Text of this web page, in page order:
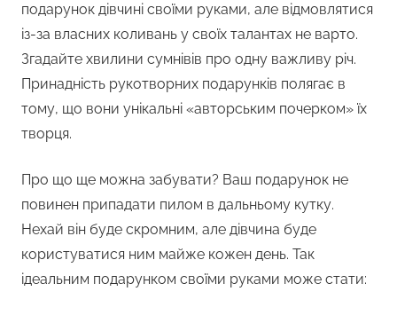
подарунок дівчині своїми руками, але відмовлятися
із-за власних коливань у своїх талантах не варто.
Згадайте хвилини сумнівів про одну важливу річ.
Принадність рукотворних подарунків полягає в
тому, що вони унікальні «авторським почерком» їх
творця.
Про що ще можна забувати? Ваш подарунок не
повинен припадати пилом в дальньому кутку.
Нехай він буде скромним, але дівчина буде
користуватися ним майже кожен день. Так
ідеальним подарунком своїми руками може стати: